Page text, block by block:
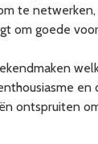
te
om goede
en
ontspruiten